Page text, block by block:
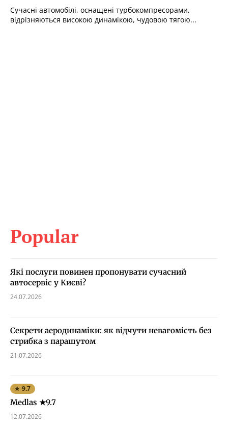
Сучасні автомобілі, оснащені турбокомпресорами,
відрізняються високою динамікою, чудовою тягою...
Popular
Які послуги повинен пропонувати сучасний
автосервіс у Києві?
24.07.2026
Секрети аеродинаміки: як відчути невагомість без
стрибка з парашутом
21.07.2026
★ 9.7
Medlas ★9.7
12.07.2026